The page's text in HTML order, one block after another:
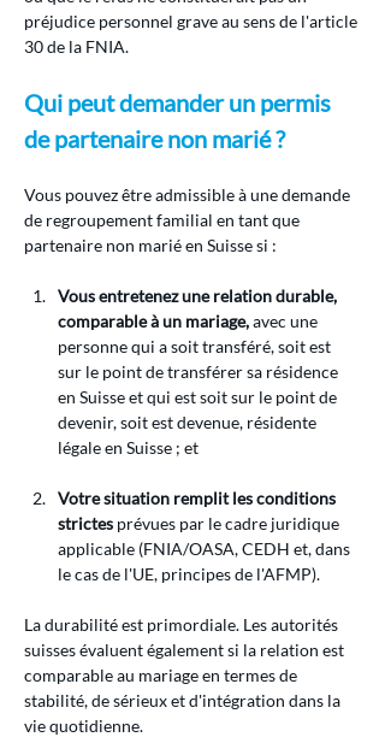
préjudice personnel grave au sens de l'article
30 de la FNIA.
Qui peut demander un permis
de partenaire non marié ?
Vous pouvez être admissible à une demande
de regroupement familial en tant que
partenaire non marié en Suisse si :
Vous entretenez une relation durable,
comparable à un mariage, avec une
personne qui a soit transféré, soit est
sur le point de transférer sa résidence
en Suisse et qui est soit sur le point de
devenir, soit est devenue, résidente
légale en Suisse ; et
Votre situation remplit les conditions
strictes prévues par le cadre juridique
applicable (FNIA/OASA, CEDH et, dans
le cas de l'UE, principes de l'AFMP).
La durabilité est primordiale. Les autorités
suisses évaluent également si la relation est
comparable au mariage en termes de
stabilité, de sérieux et d'intégration dans la
vie quotidienne.